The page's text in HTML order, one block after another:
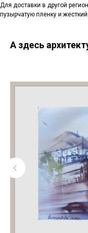
Для доставки в другой
пузырчатую пленку и
А здесь